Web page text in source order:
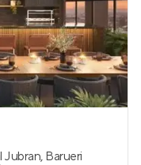
Jubran, Barueri